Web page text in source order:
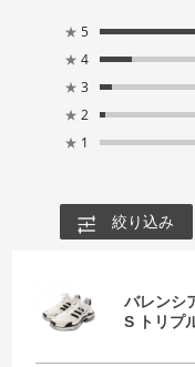
★ 5
★ 4
★ 3
★ 2
★ 1
絞り込み
バレンシ
S トリプ